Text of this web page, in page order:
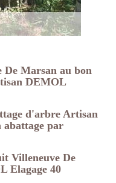
De Marsan au bon
DEMOL
d'arbre Artisan
abattage par
Villeneuve De
Elagage 40